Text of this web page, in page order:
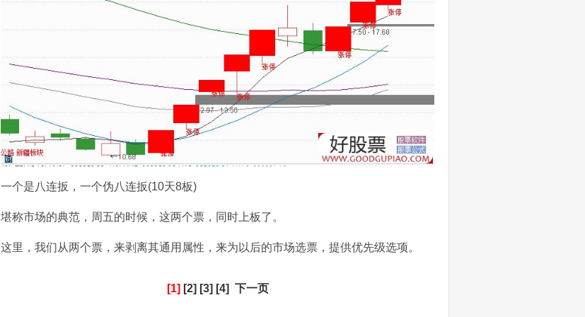
一个是八连扳，一个伪八连扳(10天8板)
堪称市场的典范，周五的时候，这两个票，同时上板了。
这里，我们从两个票，来剥离其通用属性，来为以后的市场选票，提供优先级选项。
[1] [2] [3] [4] 下一页